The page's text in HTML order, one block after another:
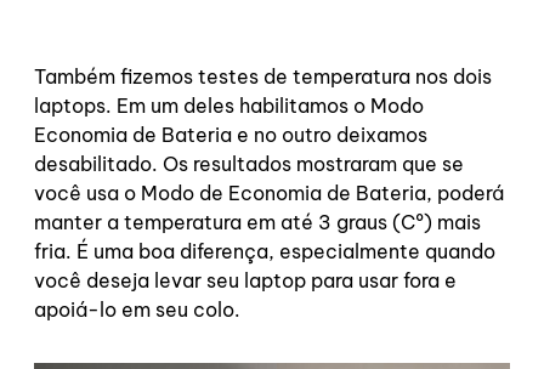
Também fizemos testes de temperatura nos dois
laptops. Em um deles habilitamos o Modo
Economia de Bateria e no outro deixamos
desabilitado. Os resultados mostraram que se
você usa o Modo de Economia de Bateria, poderá
manter a temperatura em até 3 graus (Cº) mais
fria. É uma boa diferença, especialmente quando
você deseja levar seu laptop para usar fora e
apoiá-lo em seu colo.